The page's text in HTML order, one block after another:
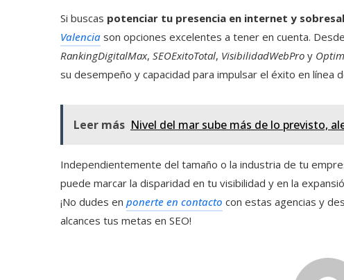
Si buscas potenciar tu presencia en internet y
Valencia son opciones excelentes a tener en cuenta. Desde
RankingDigitalMax, SEOExitoTotal, VisibilidadWebPro y
su desempeño y capacidad para impulsar el éxito en línea
Leer más Nivel del mar sube más de lo previsto,
Independientemente del tamaño o la industria de tu
puede marcar la disparidad en tu visibilidad y en la
¡No dudes en ponerte en contacto con estas agencias y
alcances tus metas en SEO!